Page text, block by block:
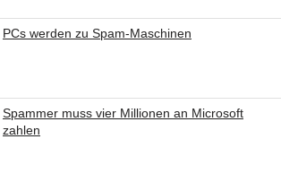
PCs werden zu Spam-Maschinen
Spammer muss vier Millionen an Microsoft
zahlen